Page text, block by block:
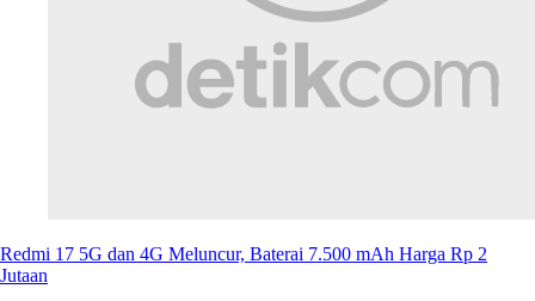
Redmi 17 5G dan 4G Meluncur, Baterai 7.500 mAh Harga Rp 2
Jutaan